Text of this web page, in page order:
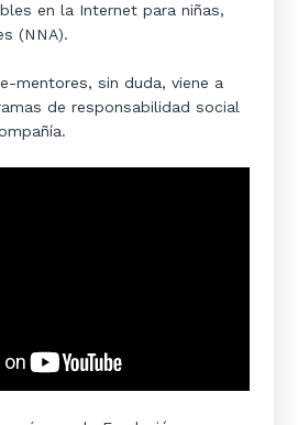
en la Internet para niñas,
(NNA).
mentores, sin duda, viene a
de responsabilidad social